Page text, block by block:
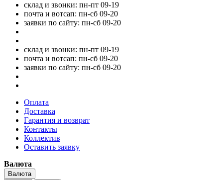
склад и звонки: пн-пт 09-19
почта и вотсап: пн-сб 09-20
заявки по сайту: пн-сб 09-20
склад и звонки: пн-пт 09-19
почта и вотсап: пн-сб 09-20
заявки по сайту: пн-сб 09-20
Оплата
Доставка
Гарантия и возврат
Контакты
Коллектив
Оставить заявку
Валюта
Валюта